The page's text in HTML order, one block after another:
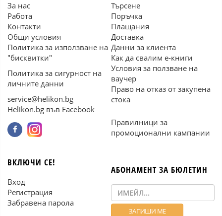
За нас
Работа
Контакти
Общи условия
Политика за използване на
"бисквитки"
Политика за сигурност на
личните данни
service@helikon.bg
Helikon.bg във Facebook
Търсене
Поръчка
Плащания
Доставка
Данни за клиента
Как да свалим е-книги
Условия за ползване на
ваучер
Право на отказ от закупена
стока
Правилници за
промоционални кампании
ВКЛЮЧИ СЕ!
Вход
Регистрация
Забравена парола
АБОНАМЕНТ ЗА БЮЛЕТИН